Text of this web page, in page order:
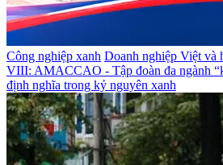
Công nghiệp xanh Doanh nghiệp Việt và
VIII: AMACCAO - Tập đoàn đa ngành
định nghĩa trong kỷ nguyên xanh